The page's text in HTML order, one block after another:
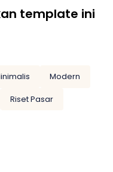
template ini
Modern
Riset Pasar